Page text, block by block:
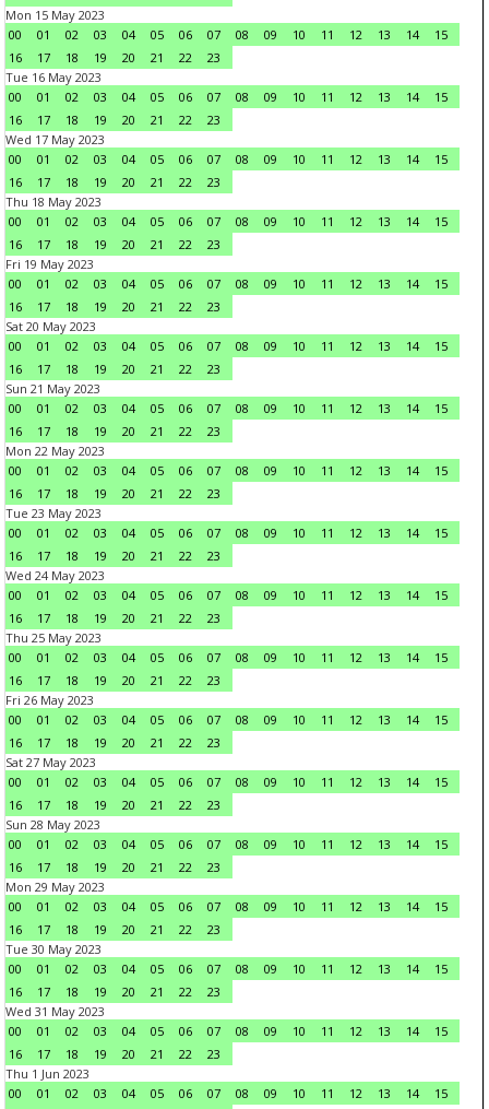
Mon 15 May 2023
00
01 02 03 04 05 06 07 08 09 10 11 12 13 14
15
16
17 18 19 20 21 22
23
Tue 16 May 2023
00
01 02 03 04 05 06 07 08 09 10 11 12 13 14
15
16
17 18 19 20 21 22
23
Wed 17 May 2023
00
01 02 03 04 05 06 07 08 09 10 11 12 13 14
15
16
17 18 19 20 21 22
23
Thu 18 May 2023
00
01 02 03 04 05 06 07 08 09 10 11 12 13 14
15
16
17 18 19 20 21 22
23
Fri 19 May 2023
00
01 02 03 04 05 06 07 08 09 10 11 12 13 14
15
16
17 18 19 20 21 22
23
Sat 20 May 2023
00
01 02 03 04 05 06 07 08 09 10 11 12 13 14
15
16
17 18 19 20 21 22
23
Sun 21 May 2023
00
01 02 03 04 05 06 07 08 09 10 11 12 13 14
15
16
17 18 19 20 21 22
23
Mon 22 May 2023
00
01 02 03 04 05 06 07 08 09 10 11 12 13 14
15
16
17 18 19 20 21 22
23
Tue 23 May 2023
00
01 02 03 04 05 06 07 08 09 10 11 12 13 14
15
16
17 18 19 20 21 22
23
Wed 24 May 2023
00
01 02 03 04 05 06 07 08 09 10 11 12 13 14
15
16
17 18 19 20 21 22
23
Thu 25 May 2023
00
01 02 03 04 05 06 07 08 09 10 11 12 13 14
15
16
17 18 19 20 21 22
23
Fri 26 May 2023
00
01 02 03 04 05 06 07 08 09 10 11 12 13 14
15
16
17 18 19 20 21 22
23
Sat 27 May 2023
00
01 02 03 04 05 06 07 08 09 10 11 12 13 14
15
16
17 18 19 20 21 22
23
Sun 28 May 2023
00
01 02 03 04 05 06 07 08 09 10 11 12 13 14
15
16
17 18 19 20 21 22
23
Mon 29 May 2023
00
01 02 03 04 05 06 07 08 09 10 11 12 13 14
15
16
17 18 19 20 21 22
23
Tue 30 May 2023
00
01 02 03 04 05 06 07 08 09 10 11 12 13 14
15
16
17 18 19 20 21 22
23
Wed 31 May 2023
00
01 02 03 04 05 06 07 08 09 10 11 12 13 14
15
16
17 18 19 20 21 22
23
Thu 1 Jun 2023
00
01 02 03 04 05 06 07 08 09 10 11 12 13 14
15